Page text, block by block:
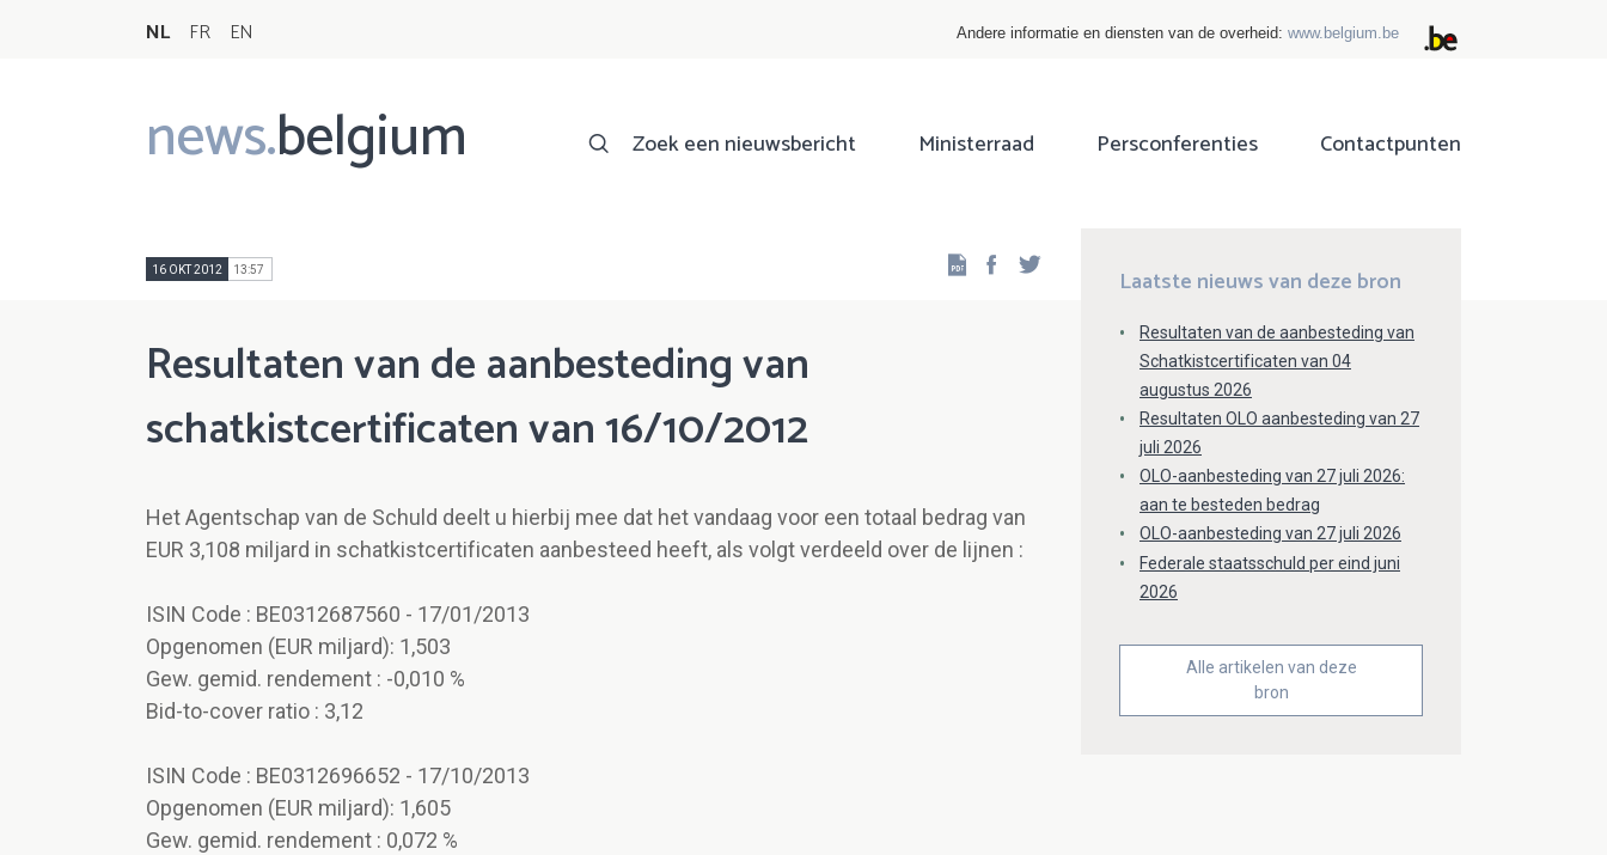
NL FR EN Andere informatie en diensten van de overheid: www.belgium.be
news.belgium
Main
navigation
Zoek een nieuwsbericht Ministerraad Persconferenties Contactpunten
16 OKT 2012 13:57 Facebook
Resultaten van de aanbesteding van
schatkistcertificaten van 16/10/2012
Het Agentschap van de Schuld deelt u hierbij mee dat het vandaag voor een totaal bedrag van
EUR 3,108 miljard in schatkistcertificaten aanbesteed heeft, als volgt verdeeld over de lijnen :
ISIN Code : BE0312687560 - 17/01/2013
Opgenomen (EUR miljard): 1,503
Gew. gemid. rendement : -0,010 %
Bid-to-cover ratio : 3,12
ISIN Code : BE0312696652 - 17/10/2013
Opgenomen (EUR miljard): 1,605
Gew. gemid. rendement : 0,072 %
Laatste nieuws van deze bron
Resultaten van de aanbesteding van
Schatkistcertificaten van 04
augustus 2026
Resultaten OLO aanbesteding van 27
juli 2026
OLO-aanbesteding van 27 juli 2026:
aan te besteden bedrag
OLO-aanbesteding van 27 juli 2026
Federale staatsschuld per eind juni
2026
Alle artikelen van deze
bron